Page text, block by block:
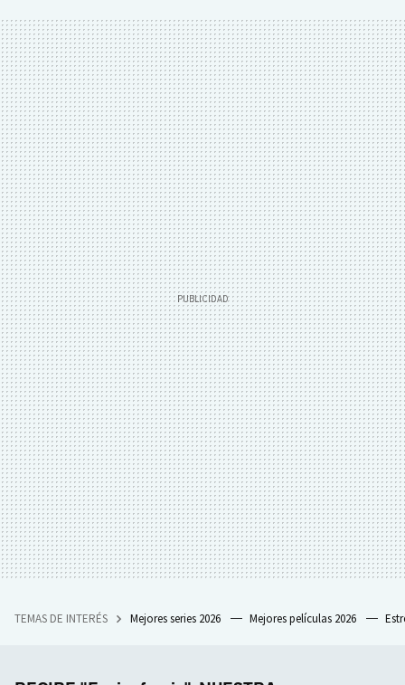
TEMAS DE INTERÉS Mejores series 2026 Mejores películas 2026